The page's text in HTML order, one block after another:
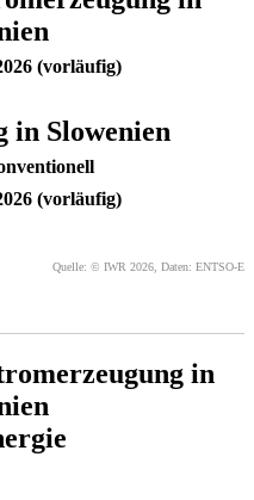
(vorläufig)
in Slowenien
(vorläufig)
Quelle: © IWR 2026, Daten: ENTSO-E
in